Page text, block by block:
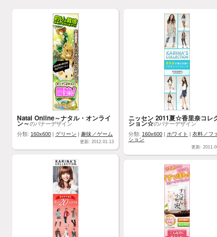
Natal Online～ナタル・オンライ
ン～のバナーデザイン
分類: 160x600 | グリーン | 趣味／ゲーム
更新: 2012.01.13
ニッセン 2011夏☆香里奈コレ
ション☆のバナーデザイン
分類: 160x600 | ホワイト | 衣料／フ
ション
更新: